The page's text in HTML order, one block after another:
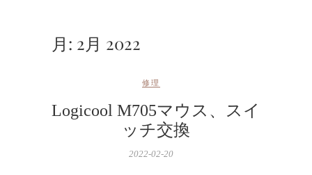
月: 2月 2022
修理
Logicool M705マウス、スイ
ッチ交換
2022-02-20